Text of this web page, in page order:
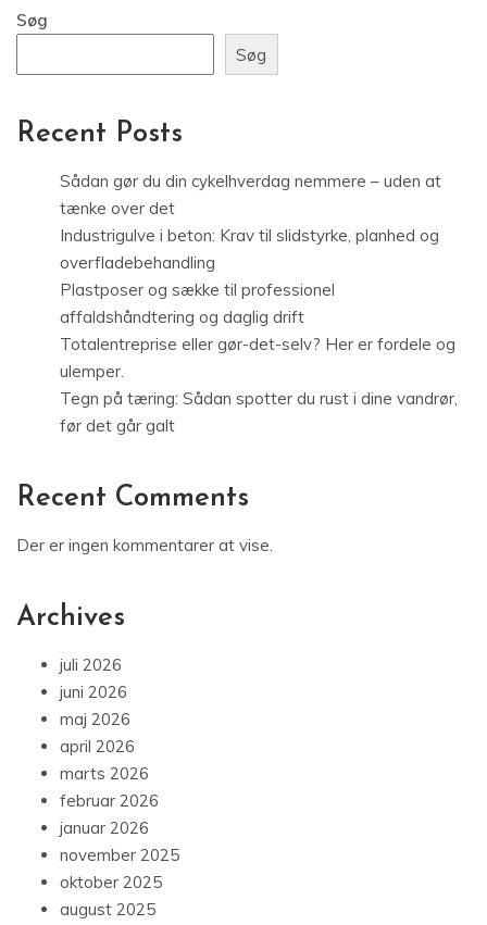
Søg
Søg
Recent Posts
Sådan gør du din cykelhverdag nemmere – uden at
tænke over det
Industrigulve i beton: Krav til slidstyrke, planhed og
overfladebehandling
Plastposer og sække til professionel
affaldshåndtering og daglig drift
Totalentreprise eller gør-det-selv? Her er fordele og
ulemper.
Tegn på tæring: Sådan spotter du rust i dine vandrør,
før det går galt
Recent Comments
Der er ingen kommentarer at vise.
Archives
juli 2026
juni 2026
maj 2026
april 2026
marts 2026
februar 2026
januar 2026
november 2025
oktober 2025
august 2025